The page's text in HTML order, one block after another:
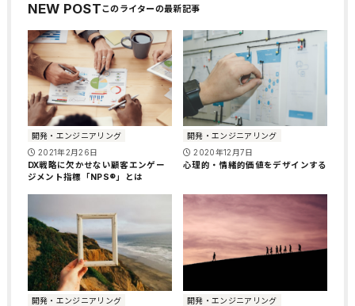
NEW POST
開発・エンジニアリング
2021年2月26日
DX戦略に欠かせない顧客エンゲー
ジメント指標「NPS®」とは
開発・エンジニアリング
2020年12月7日
心理的・情緒的価値をデザインする
開発・エンジニアリング 開発・エンジニアリング